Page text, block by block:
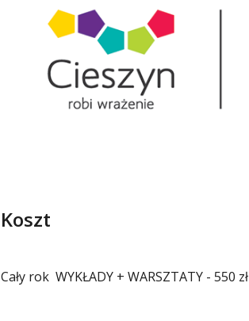
Koszt
Cały rok WYKŁADY + WARSZTATY - 550 zł